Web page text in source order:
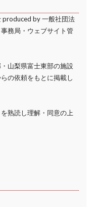
produced by 一般社団法
務局・ウェブサイト管
山梨県富士東部の施設
の依頼をもとに掲載し
を熟読し理解・同意の上